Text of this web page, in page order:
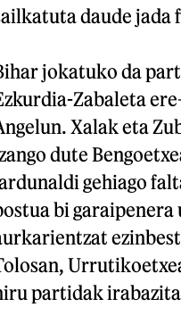
daude
jokatuko da
Zabaleta
Xalak eta
dute
gehiago
bi garaipenera
partidak